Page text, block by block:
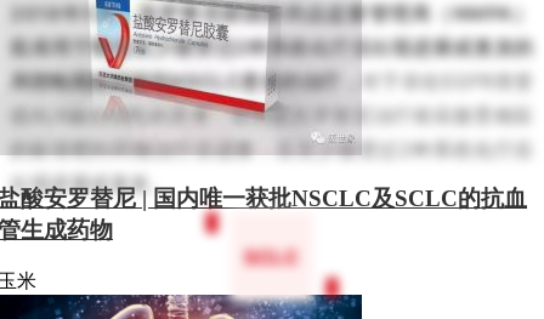
2018年5月，安罗替尼获国家药品监督管理局（NMPA）
批准用于既往至少接受过2种系统化疗后出现进展或复发的
局部晚期或转移性NSCLC患者的治疗，
或ALK融合阳性的患者，在开始安罗替尼治疗前应接受相应
的标准靶向药物治疗后进展，且至少接受过2种系统化疗后
出现进展或复发。
SCLC
酸安罗替尼 | 国内唯一获批NSCLC及SCLC的抗血
生成药物
米